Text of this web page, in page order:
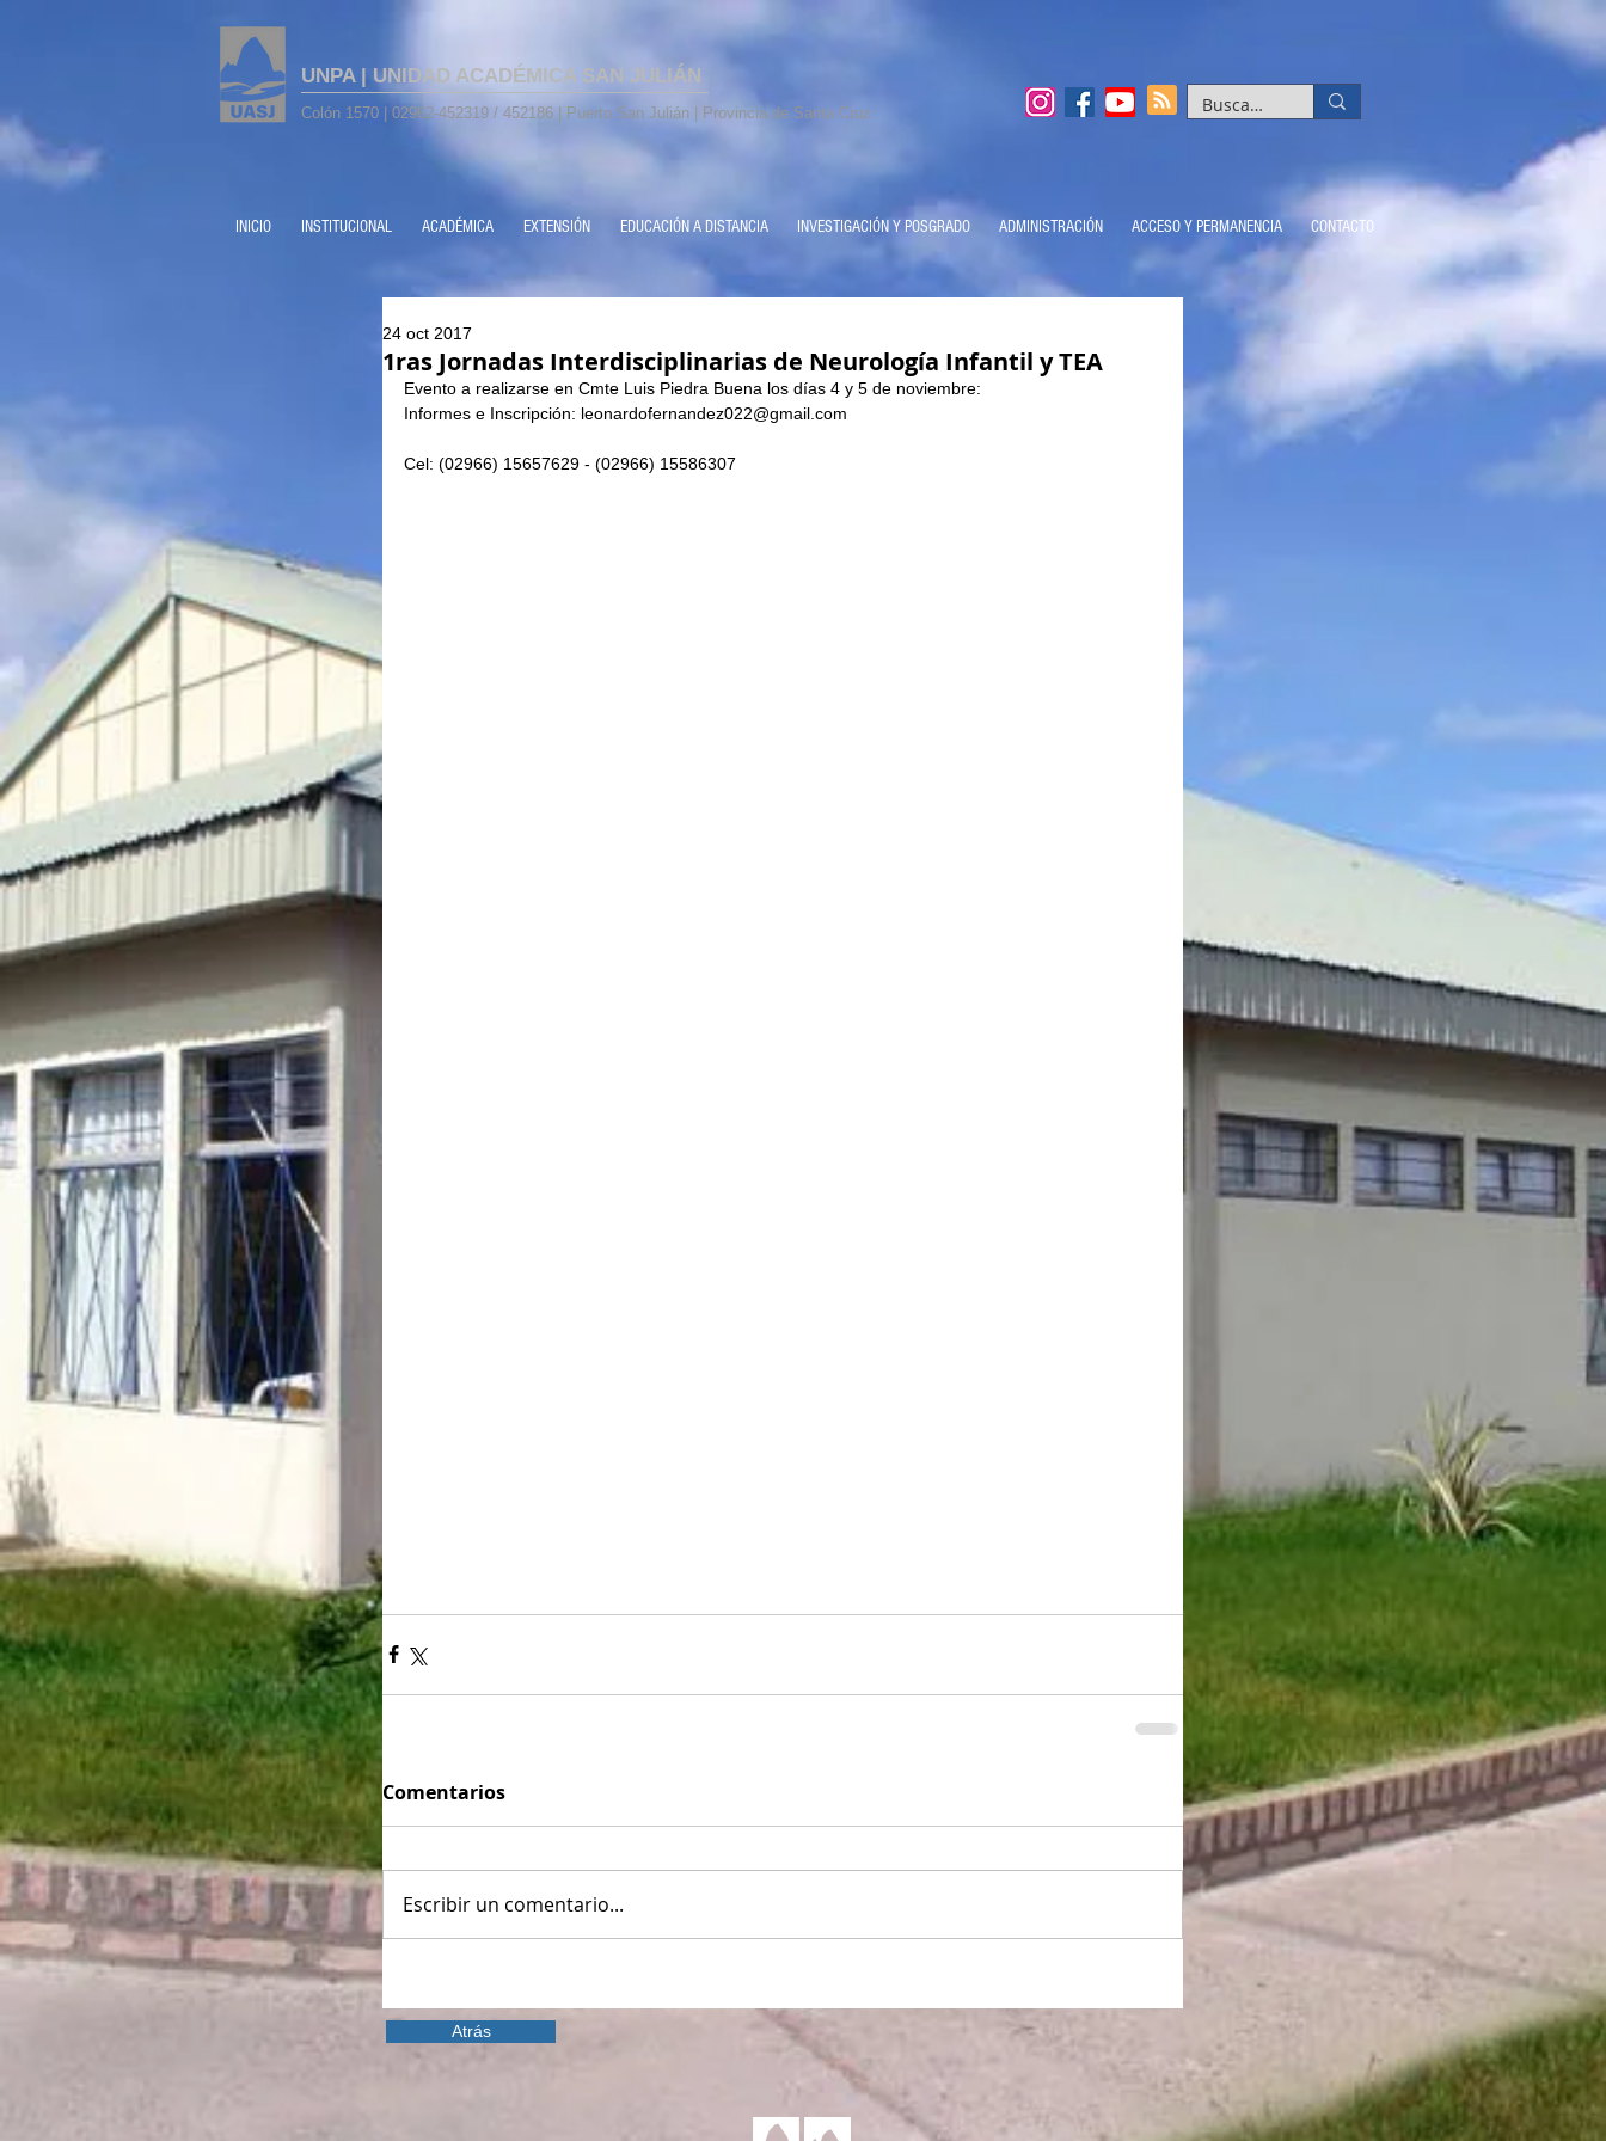
UNPA | UNIDAD ACADÉMICA SAN JULIÁN
Colón 1570 | 02962-452319 / 452186 | Puerto San Julián | Provincia de Santa Cruz
INICIO INSTITUCIONAL ACADÉMICA EXTENSIÓN EDUCACIÓN A DISTANCIA INVESTIGACIÓN Y POSGRADO ADMINISTRACIÓN ACCESO Y PERMANENCIA CONTACTO
1ras Jornadas Interdisciplinarias de Neurología Infantil y TEA
24 oct 2017
Evento a realizarse en Cmte Luis Piedra Buena los días 4 y 5 de noviembre:
Informes e Inscripción: leonardofernandez022@gmail.com
Cel: (02966) 15657629 - (02966) 15586307
Comentarios
Escribir un comentario...
Atrás